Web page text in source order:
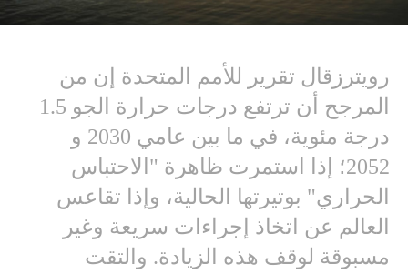
رويترزقال تقرير للأمم المتحدة إن من
المرجح أن ترتفع درجات حرارة الجو 1.5
درجة مئوية، في ما بين عامي 2030 و
2052؛ إذا استمرت ظاهرة "الاحتباس
الحراري" بوتيرتها الحالية، وإذا تقاعس
العالم عن اتخاذ إجراءات سريعة وغير
مسبوقة لوقف هذه الزيادة. والتقت